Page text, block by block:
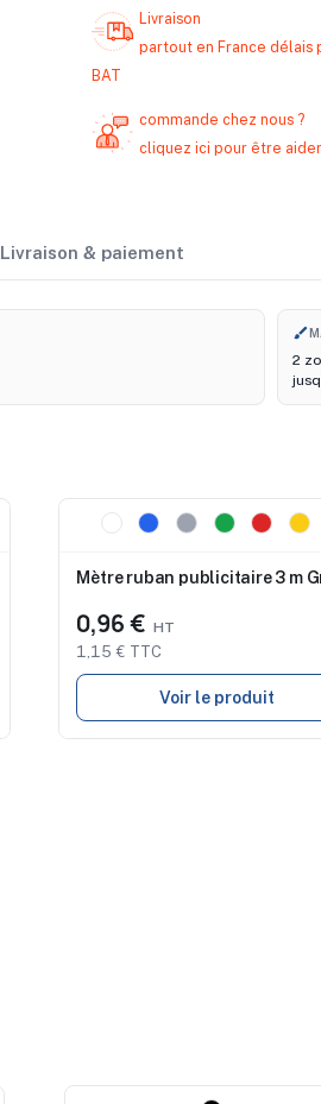
Livraison
partout en France délais
BAT
commande chez nous ?
cliquez ici pour être
Livraison & paiement
brush
2
Nouveau
Mètre ruban publicitaire 3 m
0,96 €
1,15 € TTC
Voir le produit